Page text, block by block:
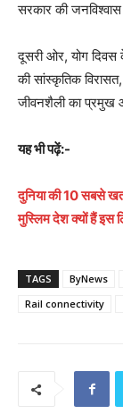
सरकार की जनविश्वास
दूसरी ओर, योग दिवस
की सांस्कृतिक
जीवनशैली का प्रमुख
यह भी पढ़ें:-
दुनिया की 10 सबसे
मुस्लिम देश क्यों हैं इस
TAGS ByNews
Rail connectivity